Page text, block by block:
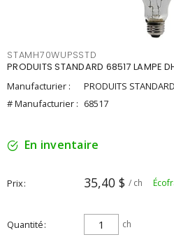
STAMH70WUPSSTD
PRODUITS STANDARD 68517 LAMPE
Manufacturier :
PRODUITS STANDARD
# Manufacturier : 68517
En inventaire
Prix 35,40 $ / ch
Quantité ch